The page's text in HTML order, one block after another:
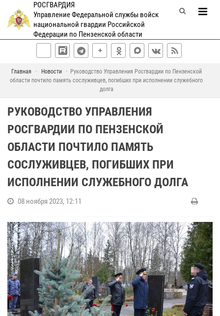
РОСГВАРДИЯ
Управление Федеральной службы войск
национальной гвардии Российской
Федерации по Пензенской области
Главная Новости
Руководство Управления Росгвардии по Пензенской
области почтило память сослуживцев, погибших при исполнении служебного
долга
РУКОВОДСТВО УПРАВЛЕНИЯ
РОСГВАРДИИ ПО ПЕНЗЕНСКОЙ
ОБЛАСТИ ПОЧТИЛО ПАМЯТЬ
СОСЛУЖИВЦЕВ, ПОГИБШИХ ПРИ
ИСПОЛНЕНИИ СЛУЖЕБНОГО ДОЛГА
08 ноября 2023, 12:11